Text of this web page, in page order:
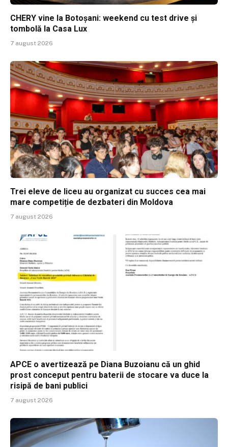
CHERY vine la Botoșani: weekend cu test drive și
tombolă la Casa Lux
7 august 2026
Trei eleve de liceu au organizat cu succes cea mai
mare competiție de dezbateri din Moldova
7 august 2026
APCE o avertizează pe Diana Buzoianu că un ghid
prost conceput pentru baterii de stocare va duce la
risipă de bani publici
7 august 2026